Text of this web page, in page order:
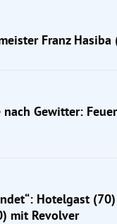
Franz
Gewitter:
Hotelgast
mit Revolver